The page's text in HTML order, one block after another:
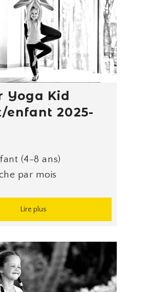
Yoga Kid
enfant 2025-
(4-8 ans)
par mois
Lire plus